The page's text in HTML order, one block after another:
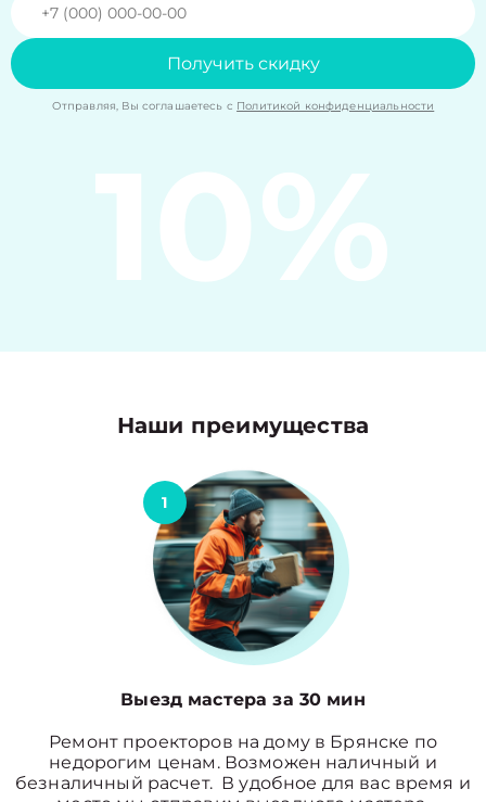
Получить скидку
Отправляя, Вы соглашаетесь с Политикой конфиденциальности
10%
Наши преимущества
1
Выезд мастера за 30 мин
Ремонт проекторов на дому в Брянске по
недорогим ценам. Возможен наличный и
безналичный расчет. В удобное для вас время и